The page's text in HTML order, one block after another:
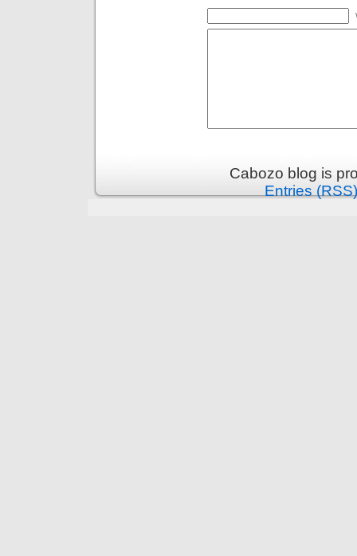
Cabozo blog is
Entries (RSS)